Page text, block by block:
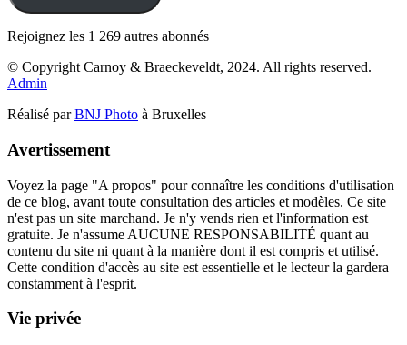
Rejoignez les 1 269 autres abonnés
© Copyright Carnoy & Braeckeveldt, 2024. All rights reserved.
Admin
Réalisé parBNJ Photo à Bruxelles
Avertissement
Voyez la page "A propos" pour connaître les conditions d'utilisation
de ce blog, avant toute consultation des articles et modèles. Ce site
n'est pas un site marchand. Je n'y vends rien et l'information est
gratuite. Je n'assume AUCUNE RESPONSABILITÉ quant au
contenu du site ni quant à la manière dont il est compris et utilisé.
Cette condition d'accès au site est essentielle et le lecteur la gardera
constamment à l'esprit.
Vie privée